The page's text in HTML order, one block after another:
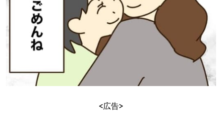
<広告>